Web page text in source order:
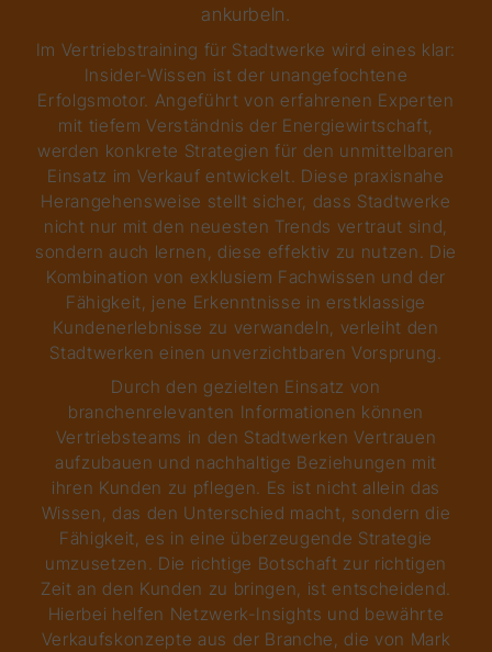
ankurbeln.
Im Vertriebstraining für Stadtwerke wird eines klar:
Insider-Wissen ist der unangefochtene
Erfolgsmotor. Angeführt von erfahrenen Experten
mit tiefem Verständnis der Energiewirtschaft,
werden konkrete Strategien für den unmittelbaren
Einsatz im Verkauf entwickelt. Diese praxisnahe
Herangehensweise stellt sicher, dass Stadtwerke
nicht nur mit den neuesten Trends vertraut sind,
sondern auch lernen, diese effektiv zu nutzen. Die
Kombination von exklusiem Fachwissen und der
Fähigkeit, jene Erkenntnisse in erstklassige
Kundenerlebnisse zu verwandeln, verleiht den
Stadtwerken einen unverzichtbaren Vorsprung.
Durch den gezielten Einsatz von
branchenrelevanten Informationen können
Vertriebsteams in den Stadtwerken Vertrauen
aufzubauen und nachhaltige Beziehungen mit
ihren Kunden zu pflegen. Es ist nicht allein das
Wissen, das den Unterschied macht, sondern die
Fähigkeit, es in eine überzeugende Strategie
umzusetzen. Die richtige Botschaft zur richtigen
Zeit an den Kunden zu bringen, ist entscheidend.
Hierbei helfen Netzwerk-Insights und bewährte
Verkaufskonzepte aus der Branche, die von Mark